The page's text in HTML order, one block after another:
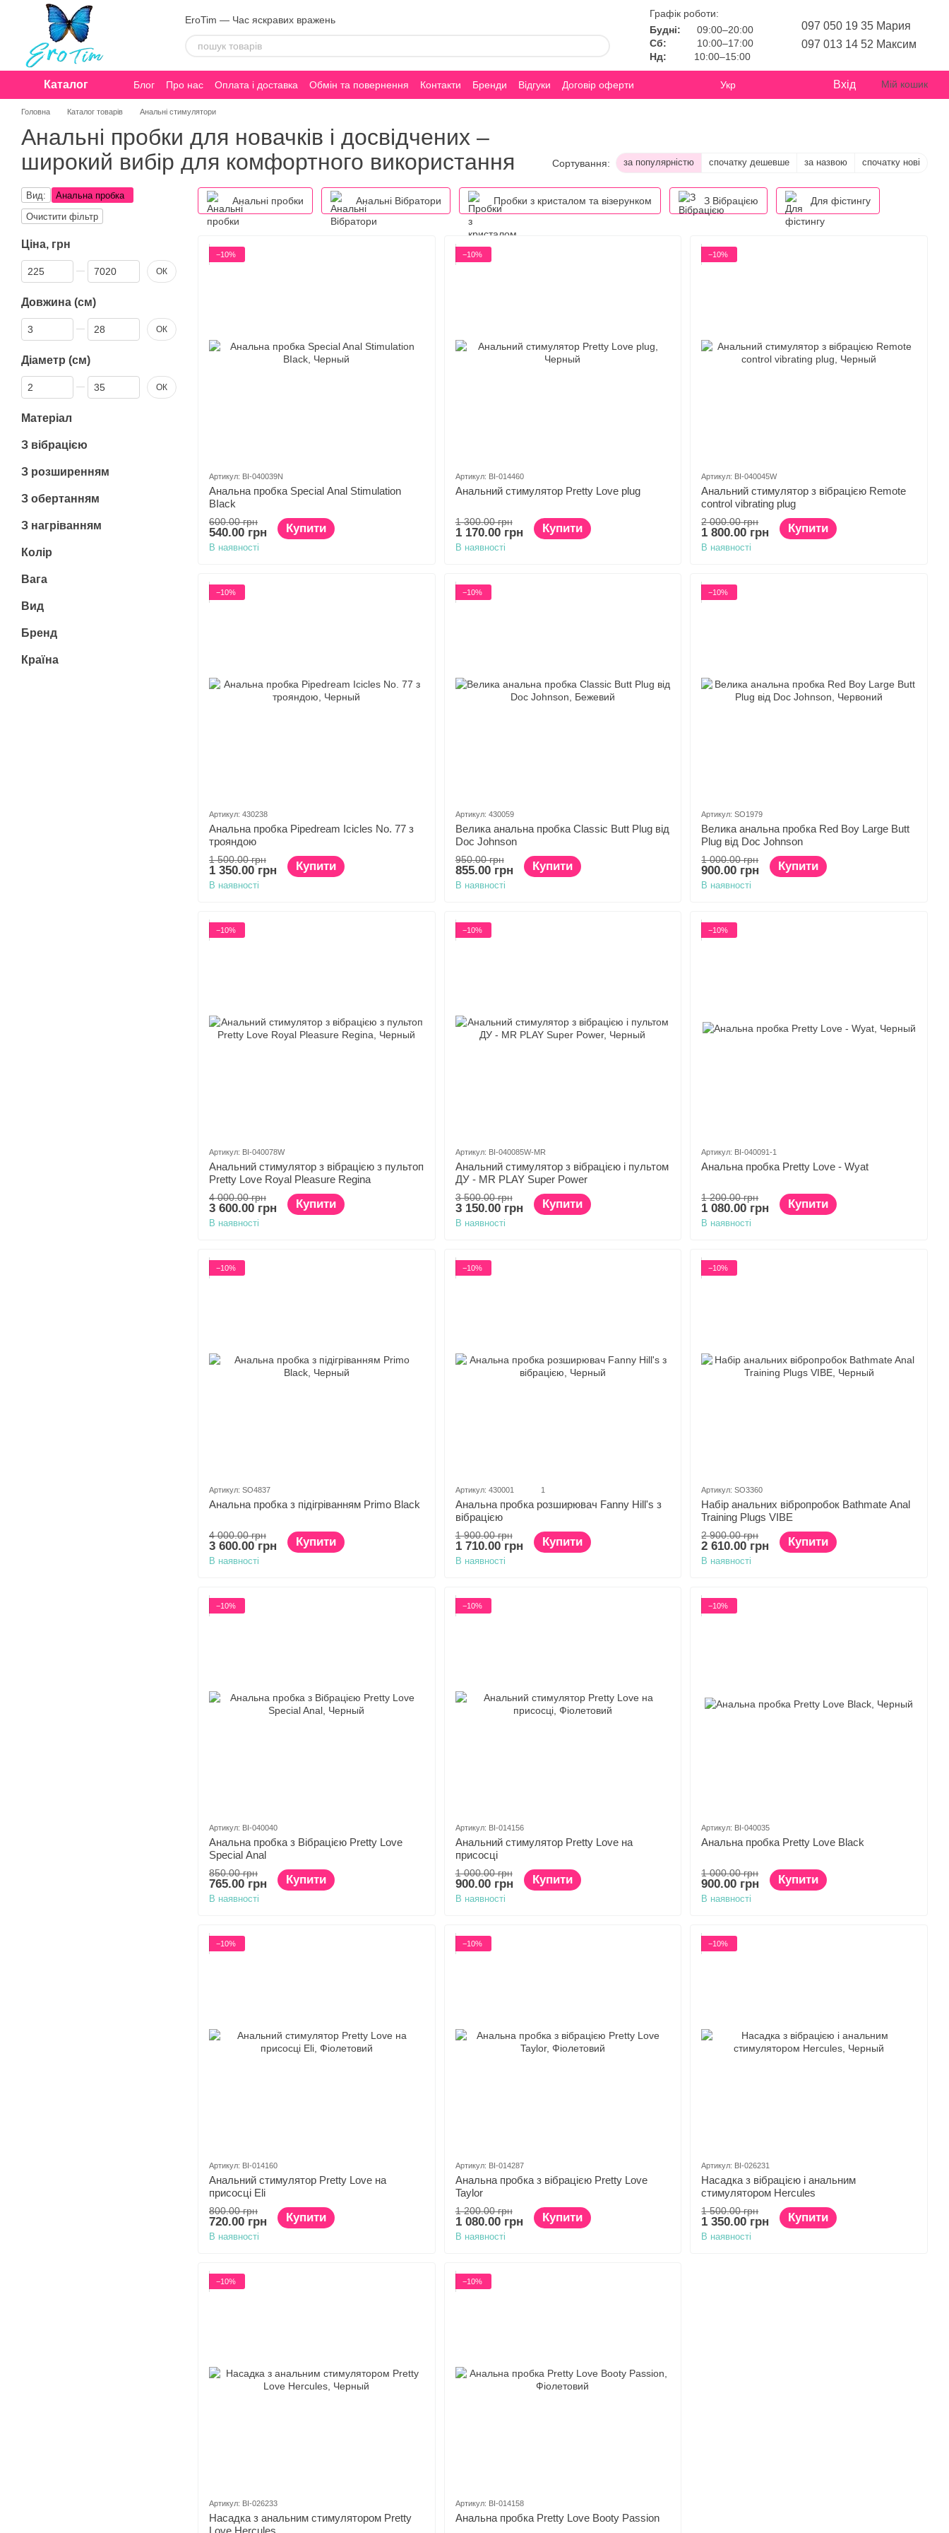
Перейти до основного контенту
EroTim — Час яскравих вражень
Графік роботи:
Будні:
09:00–20:00
Сб:
10:00–17:00
Нд:
10:00–15:00
097 050 19 35 Мария
097 013 14 52 Максим
Каталог Блог Про нас Оплата і доставка Обмін та повернення Контакти Бренди Відгуки
Договір оферти
Конфіденційність
Укр Вхід Мій кошик
Головна Каталог товарів Анальні стимулятори
Анальні пробки для новачків і досвідчених –
широкий вибір для комфортного використання
Сортування: за популярністю спочатку дешевше за назвою спочатку нові
Анальні пробки Анальні Вібратори Пробки з кристалом та візерунком З Вібрацією Для фістингу
−10%
Артикул: BI-040039N
Анальна пробка Special Anal Stimulation
BIack
600.00 грн
540.00 грн Купити
В наявності
−10%
Артикул: BI-014460
Анальний стимулятор Pretty Love plug
1 300.00 грн
1 170.00 грн Купити
В наявності
−10%
Артикул: BI-040045W
Анальний стимулятор з вібрацією Remote
control vibrating plug
2 000.00 грн
1 800.00 грн Купити
В наявності
−10%
Артикул: 430238
Анальна пробка Pipedream Icicles No. 77 з
трояндою
1 500.00 грн
1 350.00 грн Купити
В наявності
−10%
Артикул: 430059
Велика анальна пробка Classic Butt Plug від
Doc Johnson
950.00 грн
855.00 грн Купити
В наявності
−10%
Артикул: SO1979
Велика анальна пробка Red Boy Large Butt
Plug від Doc Johnson
1 000.00 грн
900.00 грн Купити
В наявності
−10%
Артикул: BI-040078W
Анальний стимулятор з вібрацією з пультоп
Pretty Love Royal Pleasure Regina
4 000.00 грн
3 600.00 грн Купити
В наявності
−10%
Артикул: BI-040085W-MR
Анальний стимулятор з вібрацією і пультом
ДУ - MR PLAY Super Power
3 500.00 грн
3 150.00 грн Купити
В наявності
−10%
Артикул: BI-040091-1
Анальна пробка Pretty Love - Wyat
1 200.00 грн
1 080.00 грн Купити
В наявності
−10%
Артикул: SO4837
Анальна пробка з підігріванням Primo Black
4 000.00 грн
3 600.00 грн Купити
В наявності
−10%
Артикул: 430001 1
Анальна пробка розширювач Fanny Hill's з
вібрацією
1 900.00 грн
1 710.00 грн Купити
В наявності
−10%
Артикул: SO3360
Набір анальних вібропробок Bathmate Anal
Training Plugs VIBE
2 900.00 грн
2 610.00 грн Купити
В наявності
−10%
Артикул: BI-040040
Анальна пробка з Вібрацією Pretty Love
Special Anal
850.00 грн
765.00 грн Купити
В наявності
−10%
Артикул: BI-014156
Анальний стимулятор Pretty Love на
присосці
1 000.00 грн
900.00 грн Купити
В наявності
−10%
Артикул: BI-040035
Анальна пробка Pretty Love Black
1 000.00 грн
900.00 грн Купити
В наявності
−10%
Артикул: BI-014160
Анальний стимулятор Pretty Love на
присосці Eli
800.00 грн
720.00 грн Купити
В наявності
−10%
Артикул: BI-014287
Анальна пробка з вібрацією Pretty Love
Taylor
1 200.00 грн
1 080.00 грн Купити
В наявності
−10%
Артикул: BI-026231
Насадка з вібрацією і анальним
стимулятором Hercules
1 500.00 грн
1 350.00 грн Купити
В наявності
−10%
Артикул: BI-026233
Насадка з анальним стимулятором Pretty
Love Hercules
−10%
Артикул: BI-014158
Анальна пробка Pretty Love Booty Passion
Вид:
Анальна пробка
Очистити фільтр
Ціна, грн
Від Ціна, грн
До Ціна, грн ОК
Довжина (см)
Від Довжина (см)
До Довжина (см) ОК
Діаметр (см)
Від Діаметр (см)
До Діаметр (см) ОК
Матеріал
З вібрацією
З розширенням
З обертанням
З нагріванням
Колір
Вага
Вид
Бренд
Країна